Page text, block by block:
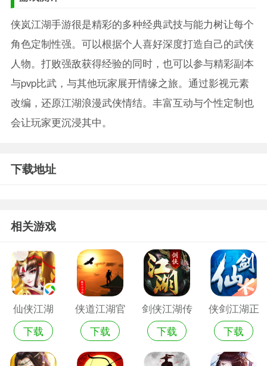
侠岚江湖手游很是精彩的多种经典武技与能力树让每个
角色定制性强。可以根据个人喜好深度打造自己的武侠
人物。打败强敌获得经验的同时，也可以参与精彩副本
与pvp比武，与其他玩家展开情缘之旅。通过影视元素
改编，还原江湖浪漫武侠情结。丰富互动与个性定制也
会让玩家更沉浸其中。
下载地址
相关游戏
仙侠江湖
下载
侠道江湖官
网版
下载
剑侠江湖传
游戏
下载
侠剑江湖正
版
下载